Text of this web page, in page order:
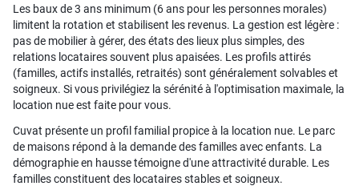
Les baux de 3 ans minimum (6 ans pour les personnes morales)
limitent la rotation et stabilisent les revenus. La gestion est légère :
pas de mobilier à gérer, des états des lieux plus simples, des
relations locataires souvent plus apaisées. Les profils attirés
(familles, actifs installés, retraités) sont généralement solvables et
soigneux. Si vous privilégiez la sérénité à l'optimisation maximale, la
location nue est faite pour vous.
Cuvat présente un profil familial propice à la location nue. Le parc
de maisons répond à la demande des familles avec enfants. La
démographie en hausse témoigne d'une attractivité durable. Les
familles constituent des locataires stables et soigneux.